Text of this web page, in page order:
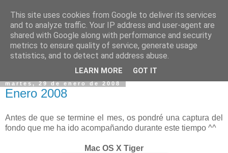
martes, 29 de enero de 2008
Enero 2008
Antes de que se termine el mes, os pondré una captura del
fondo que me ha ido acompañando durante este tiempo ^^
Mac OS X Tiger
This site uses cookies from Google to deliver its services
and to analyze traffic. Your IP address and user-agent are
shared with Google along with performance and security
metrics to ensure quality of service, generate usage
statistics, and to detect and address abuse.
LEARN MORE GOT IT